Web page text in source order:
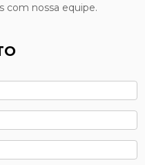
com nossa equipe.